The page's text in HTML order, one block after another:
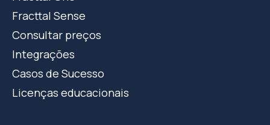
Fracttal Sense
Consultar preços
Integrações
Casos de Sucesso
Licenças educacionais